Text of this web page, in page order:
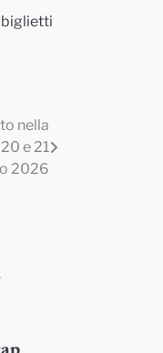
biglietti
nella
e 21
2026